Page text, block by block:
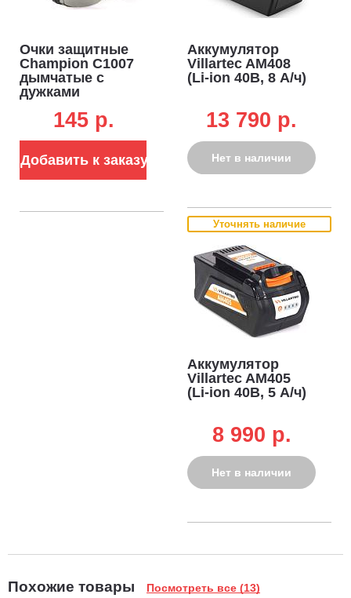
Очки защитные
Champion C1007
дымчатые с
дужками
145 p.
Добавить к заказу
Аккумулятор
Villartec AM408
(Li-ion 40В, 8 А/ч)
13 790 p.
Нет в наличии
Уточнять наличие
Аккумулятор
Villartec AM405
(Li-ion 40В, 5 А/ч)
8 990 p.
Нет в наличии
Похожие товары Посмотреть все (13)